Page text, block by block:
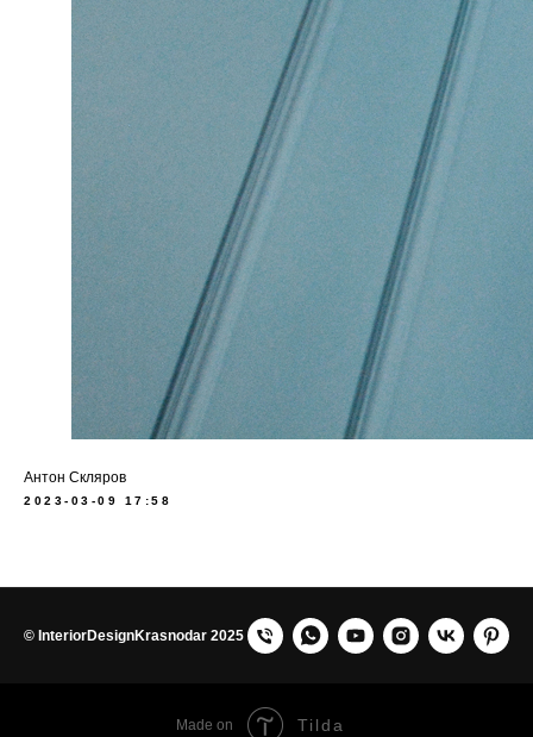
Антон Скляров
2023-03-09 17:58
© InteriorDesignKrasnodar 2025
Made on Tilda